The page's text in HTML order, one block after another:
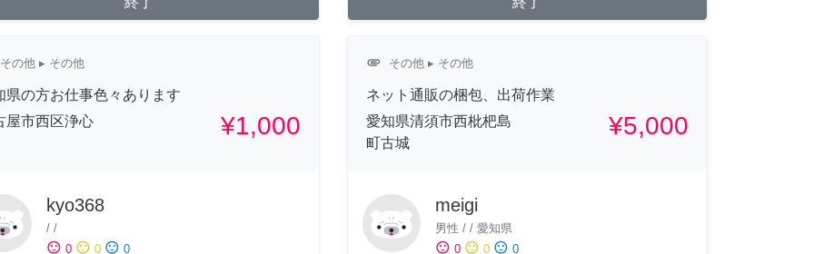
その他 ▸ その他
県の方お仕事色々あります
屋市西区浄心
¥1,000
kyo368
/ /
sentiment_satisfied 0 sentiment_neutral 0 sentiment_dissatisfied 0
attachment その他▸ その他
ネット通販の梱包、出荷作業
愛知県清須市西枇杷島
町古城
¥5,000
meigi
男性 / / 愛知県
sentiment_satisfied 0 sentiment_neutral 0 sentiment_dissatisfied 0